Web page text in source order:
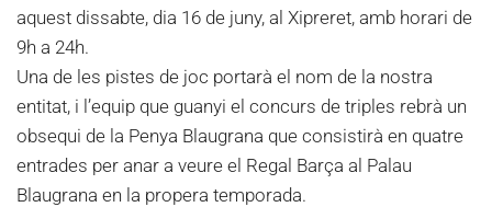
aquest dissabte, dia 16 de juny, al Xipreret, amb horari de
9h a 24h.
Una de les pistes de joc portarà el nom de la nostra
entitat, i l’equip que guanyi el concurs de triples rebrà un
obsequi de la Penya Blaugrana que consistirà en quatre
entrades per anar a veure el Regal Barça al Palau
Blaugrana en la propera temporada.